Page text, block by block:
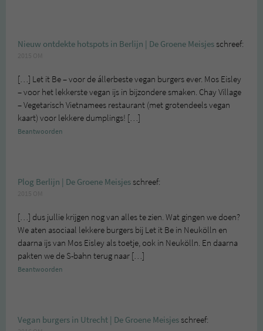
Nieuw ontdekte hotspots in Berlijn | De Groene Meisjesschreef:
[…] Let it Be – voor de állerbeste vegan burgers ever. Mos Eisley
– voor het lekkerste vegan ijs in bijzondere smaken. Chay Village
– Vegetarisch Vietnamees restaurant (met grotendeels vegan
kaart) voor lekkere dumplings! […]
Beantwoorden
Plog Berlijn | De Groene Meisjesschreef:
[…] dus jullie krijgen nog van alles te zien. Wat gingen we doen?
We aten asociaal lekkere burgers bij Let it Be in Neukölln en
daarna ijs van Mos Eisley als toetje, ook in Neukölln. En daarna
pakten we de S-bahn terug naar […]
Beantwoorden
Vegan burgers in Utrecht | De Groene Meisjesschreef: